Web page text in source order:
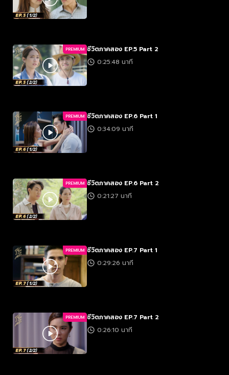
PREMIUM ชีวิตภาคสอง EP.5 Part 2
0:25:48 นาที
PREMIUM ชีวิตภาคสอง EP.6 Part 1
0:34:09 นาที
PREMIUM ชีวิตภาคสอง EP.6 Part 2
0:21:27 นาที
PREMIUM ชีวิตภาคสอง EP.7 Part 1
0:29:26 นาที
PREMIUM ชีวิตภาคสอง EP.7 Part 2
0:26:10 นาที